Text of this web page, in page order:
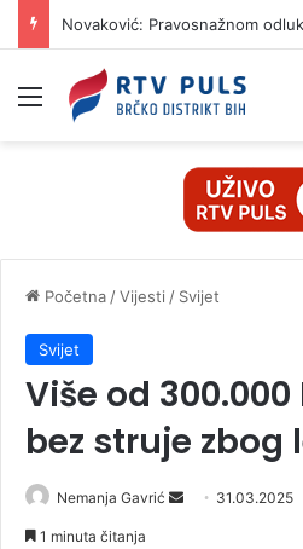
Izbornik
Početna /Vijesti / Svijet
Svijet
Više od
bez struje zbog
Nemanja Gavrić 31.03.2025
1 minuta čitanja